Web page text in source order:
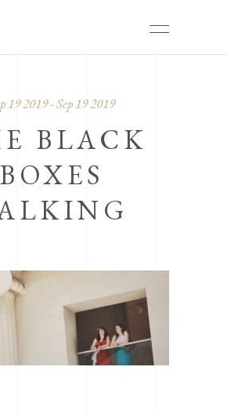
19 2019 - Sep 19 2019
BLACK
BOXES